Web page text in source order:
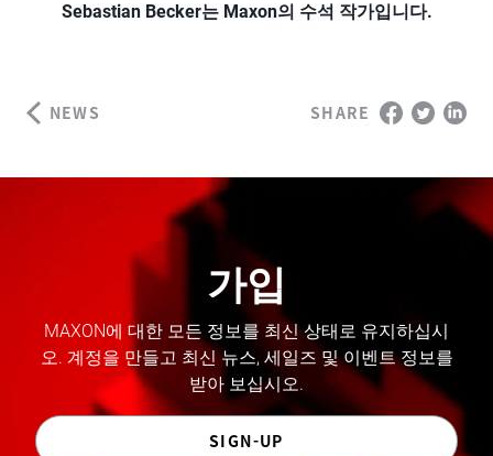
Sebastian Becker는 Maxon의 수석 작가입니다.
NEWS SHARE
가입
MAXON에 대한 모든 정보를 최신 상태로 유지하십시
오. 계정을 만들고 최신 뉴스, 세일즈 및 이벤트 정보를
받아 보십시오.
SIGN-UP